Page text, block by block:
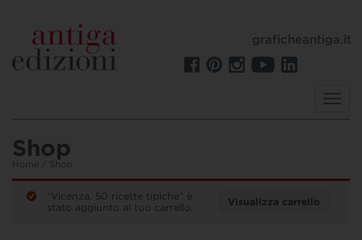
graficheantiga.it
Shop
Home / Shop
Visualizza carrello
“Vicenza. 50 ricette tipiche” è
stato aggiunto al tuo carrello.